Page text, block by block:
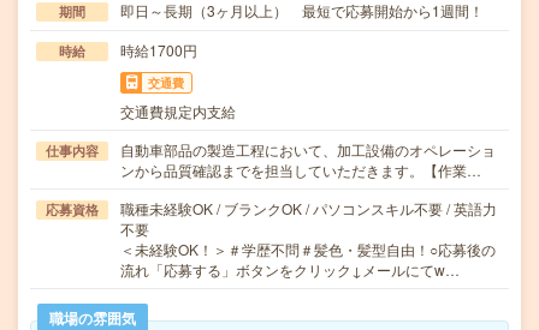
期間 即日～長期（3ヶ月以上） 最短で応募開始から1週間！
時給 時給1700円
交通費
交通費規定内支給
仕事内容
自動車部品の製造工程において、加工設備のオペレーショ
ンから品質確認までを担当していただきます。【作業…
応募資格
職種未経験OK / ブランクOK / パソコンスキル不要 / 英語力
不要
＜未経験OK！＞＃学歴不問＃髪色・髪型自由！○応募後の
流れ「応募する」ボタンをクリック↓メールにてw…
職場の雰囲気